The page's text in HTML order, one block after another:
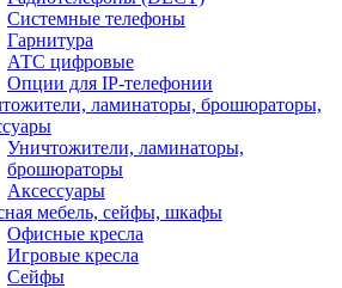
Системные телефоны
Гарнитура
АТС цифровые
Опции для IP-телефонии
ламинаторы, брошюраторы,
Уничтожители, ламинаторы,
брошюраторы
Аксессуары
мебель, сейфы, шкафы
Офисные кресла
Игровые кресла
Сейфы